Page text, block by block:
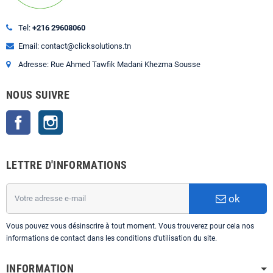
Tel: +216 29608060
Email: contact@clicksolutions.tn
Adresse: Rue Ahmed Tawfik Madani Khezma Sousse
NOUS SUIVRE
Facebook
LETTRE D'INFORMATIONS
ok
Vous pouvez vous désinscrire à tout moment. Vous trouverez pour cela nos
informations de contact dans les conditions d'utilisation du site.
INFORMATION